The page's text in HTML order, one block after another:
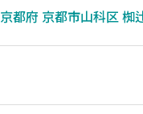
京都府 京都市山科区 椥